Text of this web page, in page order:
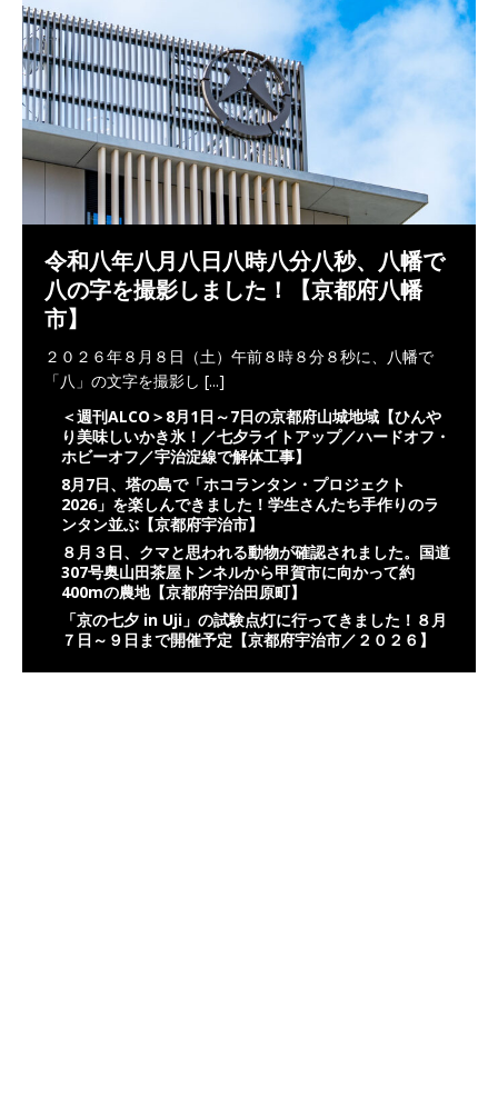
令和八年八月八日八時八分八秒、八幡で
八の字を撮影しました！【京都府八幡
市】
２０２６年８月８日（土）午前８時８分８秒に、八幡で
「八」の文字を撮影し [...]
＜週刊ALCO＞8月1日～7日の京都府山城地域【ひんや
り美味しいかき氷！／七夕ライトアップ／ハードオフ・
ホビーオフ／宇治淀線で解体工事】
8月7日、塔の島で「ホコランタン・プロジェクト
2026」を楽しんできました！学生さんたち手作りのラ
ンタン並ぶ【京都府宇治市】
８月３日、クマと思われる動物が確認されました。国道
307号奥山田茶屋トンネルから甲賀市に向かって約
400mの農地【京都府宇治田原町】
「京の七夕 in Uji」の試験点灯に行ってきました！８月
７日～９日まで開催予定【京都府宇治市／２０２６】